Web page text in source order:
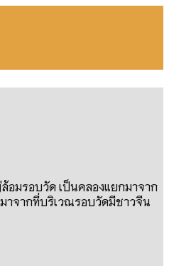
อมรอบวัด เป็นคลองแยกมาจาก
าจากที่บริเวณรอบวัดมีชาวจีน